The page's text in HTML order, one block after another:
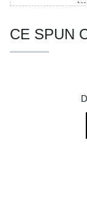
CE SPUN